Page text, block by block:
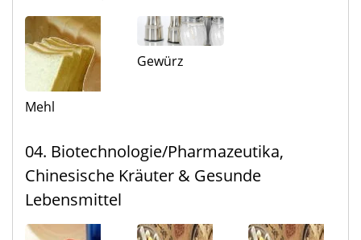
Mehl
Gewürz
04. Biotechnologie/Pharmazeutika,
Chinesische Kräuter & Gesunde
Lebensmittel